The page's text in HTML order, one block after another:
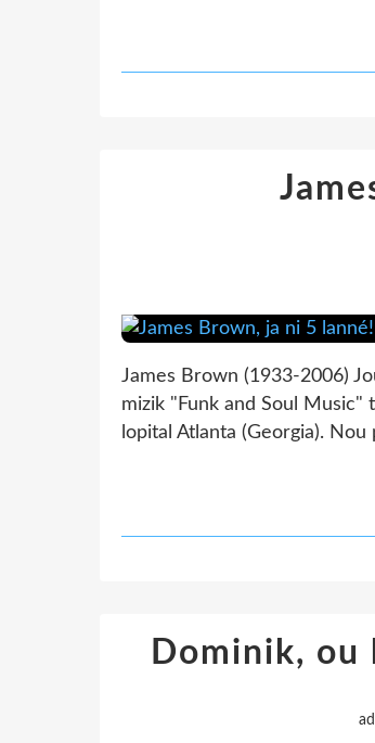
James Brown (1933-2006)
mizik "Funk and Soul Music"
lopital Atlanta (Georgia).
Dominik,